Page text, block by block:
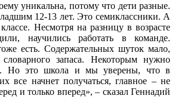
уникальна, потому что дети разные.
12-13 лет. Это семиклассники. А
Несмотря на разницу в возрасте
научились работать в команде.
есть. Содержательных шуток мало,
запаса. Некоторым нужно
Но это школа и мы уверены, что в
все начнет получаться, главное – не
и только вперед», – сказал Геннадий